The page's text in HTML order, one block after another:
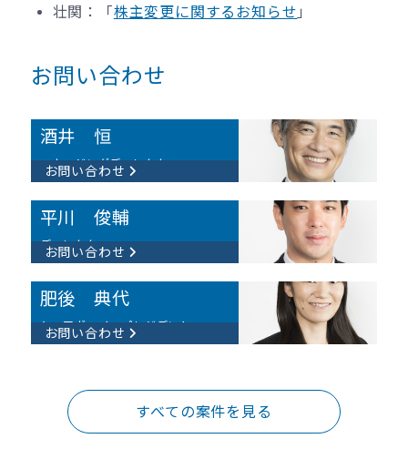
壮関：「株主変更に関するお知らせ 」
お問い合わせ
酒井 恒
マネージングディレクター
お問い合わせ
平川 俊輔​
ディレクター
お問い合わせ
肥後 典代​
シニアヴァイスプレジデント
お問い合わせ
すべての案件を見る